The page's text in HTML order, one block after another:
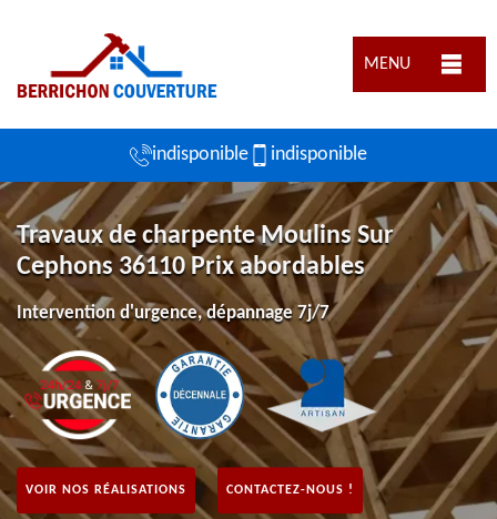
MENU
indisponible indisponible
Travaux de charpente Moulins Sur
Cephons 36110 Prix abordables
Intervention d'urgence, dépannage 7j/7
VOIR NOS RÉALISATIONS CONTACTEZ-NOUS !